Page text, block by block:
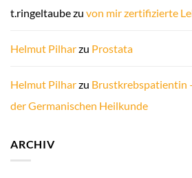
t.ringeltaubezu von mir zertifizierte
Helmut Pilharzu Prostata
Helmut Pilharzu Brustkrebspatientin
der Germanischen Heilkunde
ARCHIV